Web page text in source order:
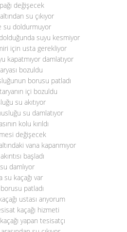
değişecek
su çıkıyor
su doldurmuyor
suyu kesmiyor
için usta gerekliyor
kapatmıyor damlatıyor
bozuldu
borusu patladı
içi bozuldu
su akıtıyor
su damlatıyor
kolu kırıldı
değişecek
vana kapanmıyor
başladı
damlıyor
su kaçağı var
patladı
ustası arıyorum
kaçağı hizmeti
yapan tesisatçı